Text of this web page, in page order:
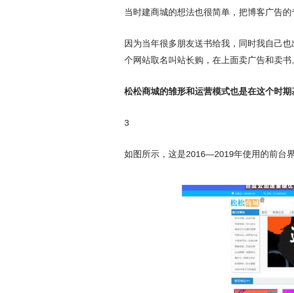
当时建商城的想法也很简单，把博客广告
因为当年很多朋友送书给我，同时我自己
个网站取名叫站长购，在上面卖广告和卖书
松松商城的雏形和运营模式也是在这个时期
3
如图所示，这是2016—2019年使用的前台界